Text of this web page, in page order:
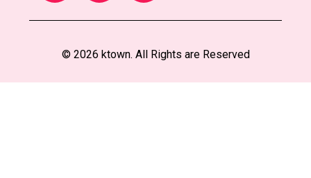
© 2026 ktown. All Rights are Reserved